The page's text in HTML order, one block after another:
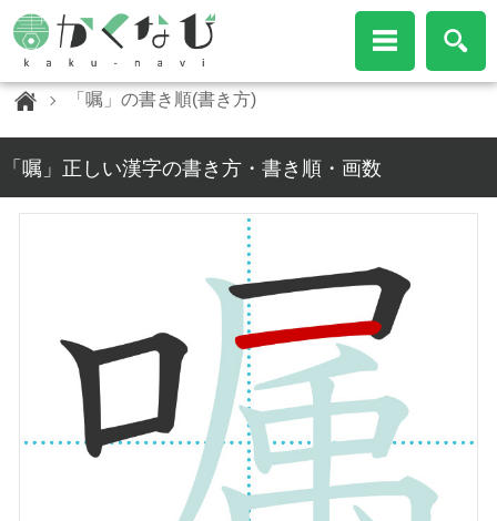
「嘱」の書き順(書き方)
「嘱」正しい漢字の書き方・書き順・画数